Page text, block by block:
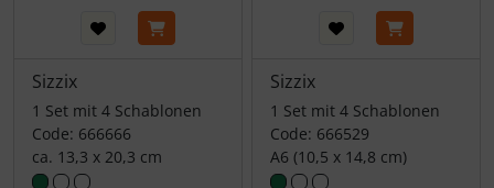
Sizzix
1 Set mit 4 Schablonen
Code: 666666
ca. 13,3 x 20,3 cm
Sizzix
1 Set mit 4 Schablonen
Code: 666529
A6 (10,5 x 14,8 cm)